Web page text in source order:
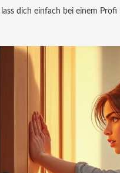
dich einfach bei einem